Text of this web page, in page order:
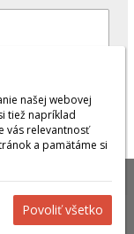
Pridať
|Prihlásiť
služieb
Viac
✖
našej webovej
tiež napríklad
vás relevantnosť
a pamätáme si
Povoliť všetko